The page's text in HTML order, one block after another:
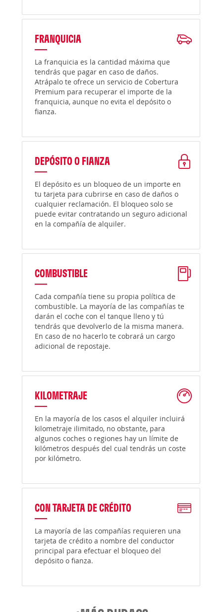
FRANQUICIA
La franquicia es la cantidad máxima que
tendrás que pagar en caso de daños.
Atrápalo te ofrece un servicio de Cobertura
Premium para recuperar el importe de la
franquicia, aunque no evita el depósito o
fianza.
DEPÓSITO O FIANZA
El depósito es un bloqueo de un importe en
tu tarjeta para cubrirse en caso de daños o
cualquier reclamación. El bloqueo solo se
puede evitar contratando un seguro adicional
en la compañía de alquiler.
COMBUSTIBLE
Cada compañía tiene su propia política de
combustible. La mayoría de las compañías te
darán el coche con el tanque lleno y tú
tendrás que devolverlo de la misma manera.
En caso de no hacerlo te cobrará un cargo
adicional de repostaje.
KILOMETRAJE
En la mayoría de los casos el alquiler incluirá
kilometraje ilimitado, no obstante, para
algunos coches o regiones hay un límite de
kilómetros después del cual tendrás un coste
por kilómetro.
CON TARJETA DE CRÉDITO
La mayoría de las compañías requieren una
tarjeta de crédito a nombre del conductor
principal para efectuar el bloqueo del
depósito o fianza.